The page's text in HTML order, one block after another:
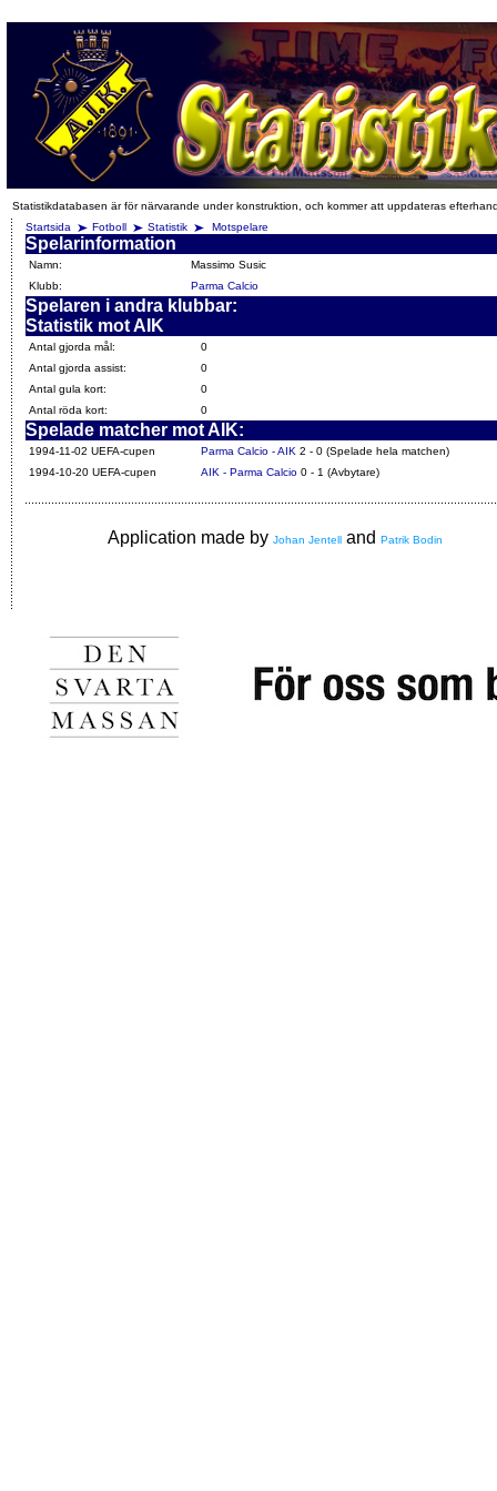
Statistikdatabasen är för närvarande under konstruktion, och kommer att uppdateras
Startsida
Fotboll Statistik Motspelare
Spelarinformation
Namn:
Massimo Susic
Klubb:
Parma Calcio
Spelaren i andra klubbar:
Statistik mot AIK
Antal gjorda mål:
0
Antal gjorda assist:
0
Antal gula kort:
0
Antal röda kort:
0
Spelade matcher mot AIK:
1994-11-02 UEFA-cupen Parma Calcio - AIK 2 - 0 (Spelade hela matchen)
1994-10-20 UEFA-cupen
AIK - Parma Calcio 0 - 1 (Avbytare)
Application made by Johan Jentell and Patrik Bodin